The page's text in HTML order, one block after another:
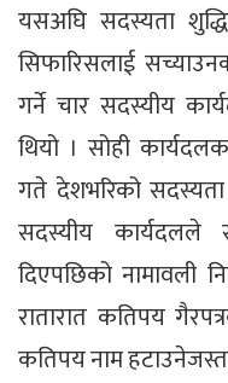
यसअघि सदस्यता
सिफारिसलाई
गर्ने चार सदस्यीय
थियो । सोही
गते देशभरिको सदस्यता
सदस्यीय कार्यदलले
दिएपछिको नामावली
रातारात कतिपय
कतिपय नाम